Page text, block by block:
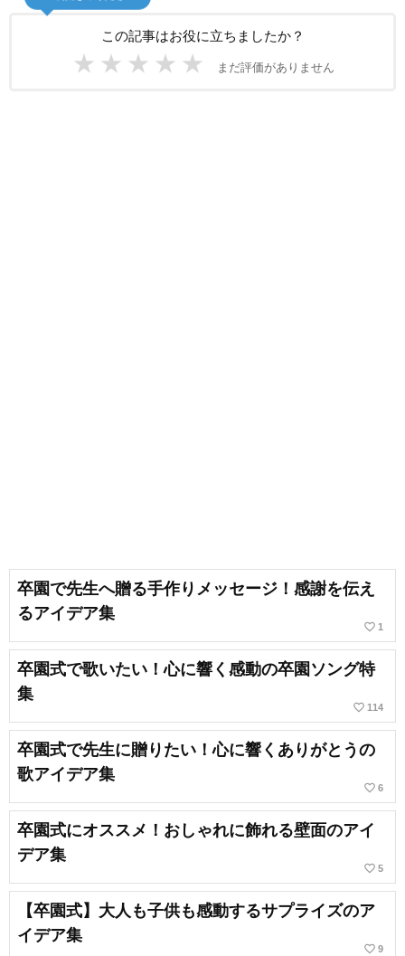
この記事はお役に立ちましたか？
★ ★ ★ ★ ★ まだ評価がありません
卒園で先生へ贈る手作りメッセージ！感謝を伝え
るアイデア集
favorite_border 1
卒園式で歌いたい！心に響く感動の卒園ソング特
集
favorite_border 114
卒園式で先生に贈りたい！心に響くありがとうの
歌アイデア集
favorite_border 6
卒園式にオススメ！おしゃれに飾れる壁面のアイ
デア集
favorite_border 5
【卒園式】大人も子供も感動するサプライズのア
イデア集
favorite_border 9